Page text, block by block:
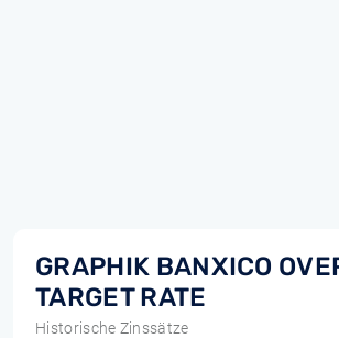
GRAPHIK BANXICO
TARGET RATE
Historische Zinssätze